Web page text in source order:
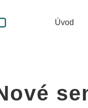
Úvod